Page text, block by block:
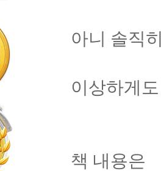
아니 솔직
이상하게
책 내용은